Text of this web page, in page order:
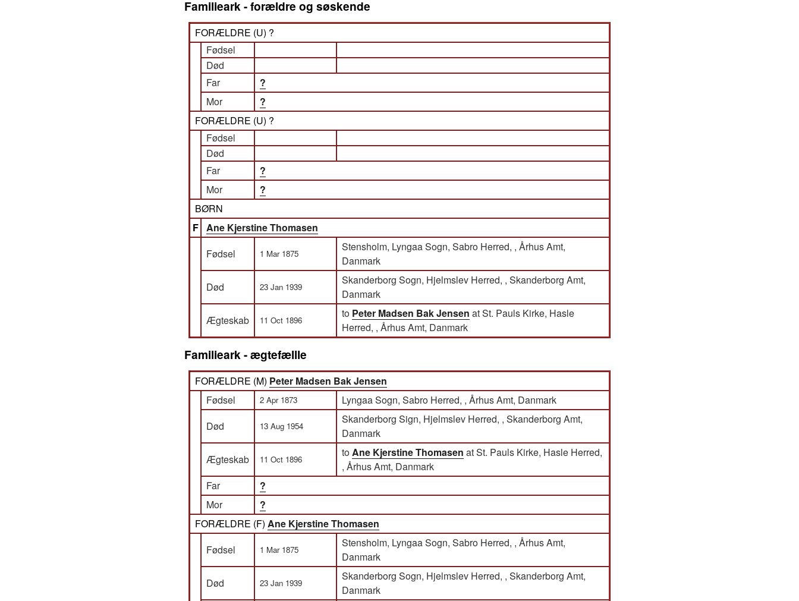
Familieark - forældre og søskende
FORÆLDRE (U) ?
Fødsel
Død
Far
?
Mor
?
FORÆLDRE (U) ?
Fødsel
Død
Far
?
Mor
?
BØRN
F
Ane Kjerstine Thomasen
Fødsel
1 Mar 1875
Stensholm, Lyngaa Sogn, Sabro Herred, , Århus Amt,
Danmark
Død
23 Jan 1939
Skanderborg Sogn, Hjelmslev Herred, , Skanderborg Amt,
Danmark
Ægteskab
11 Oct 1896
to Peter Madsen Bak Jensen at St. Pauls Kirke, Hasle
Herred, , Århus Amt, Danmark
Familieark - ægtefællle
FORÆLDRE (M) Peter Madsen Bak Jensen
Fødsel
2 Apr 1873
Lyngaa Sogn, Sabro Herred, , Århus Amt, Danmark
Død
13 Aug 1954
Skanderborg Sign, Hjelmslev Herred, , Skanderborg Amt,
Danmark
Ægteskab
11 Oct 1896
to Ane Kjerstine Thomasen at St. Pauls Kirke, Hasle Herred,
, Århus Amt, Danmark
Far
?
Mor
?
FORÆLDRE (F) Ane Kjerstine Thomasen
Fødsel
1 Mar 1875
Stensholm, Lyngaa Sogn, Sabro Herred, , Århus Amt,
Danmark
Død
23 Jan 1939
Skanderborg Sogn, Hjelmslev Herred, , Skanderborg Amt,
Danmark